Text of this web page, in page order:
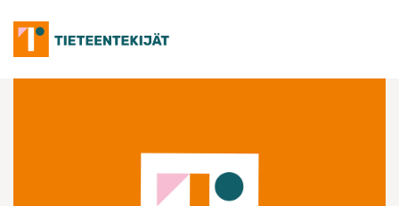
content